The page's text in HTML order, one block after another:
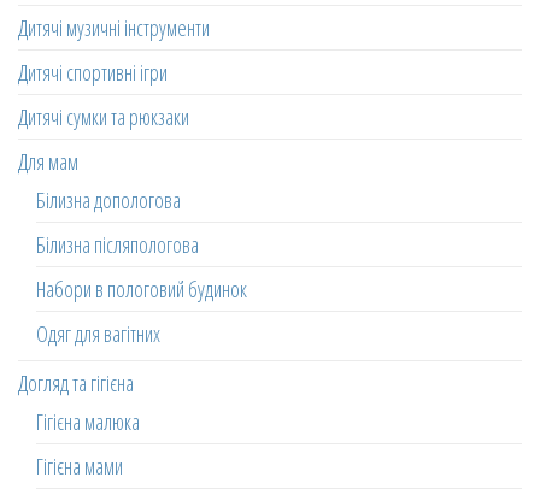
Дитячі музичні інструменти
Дитячі спортивні ігри
Дитячі сумки та рюкзаки
Для мам
Білизна допологова
Білизна післяпологова
Набори в пологовий будинок
Одяг для вагітних
Догляд та гігієна
Гігієна малюка
Гігієна мами